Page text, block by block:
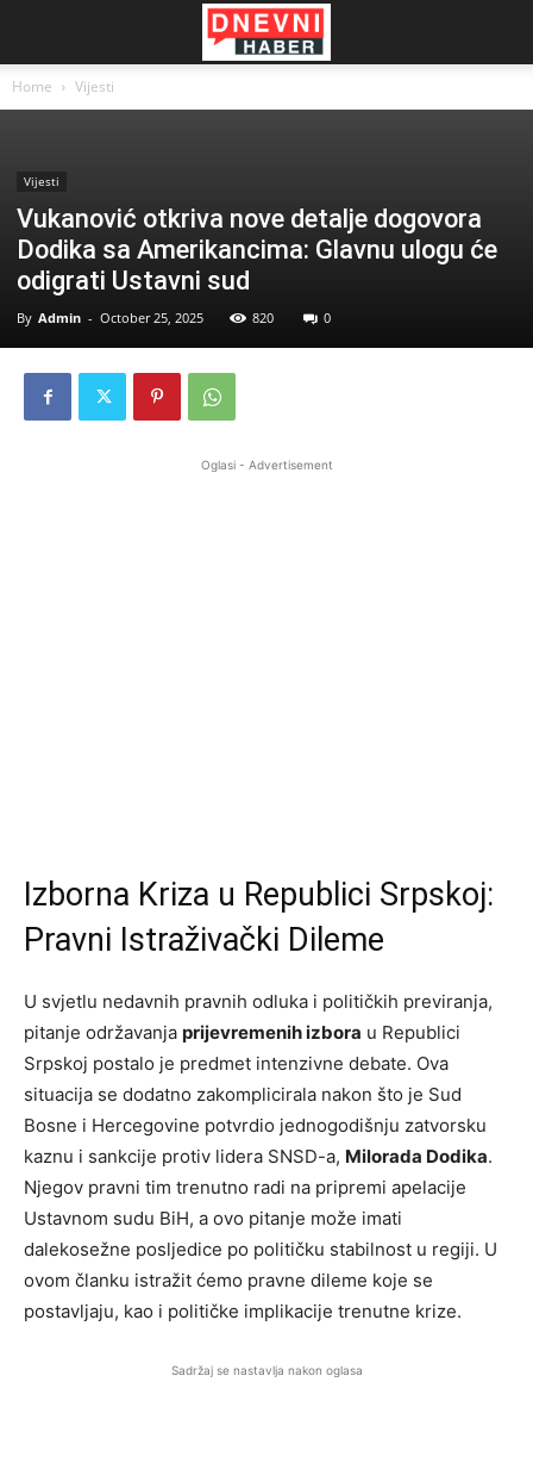
Home Vijesti
Vijesti
Vukanović otkriva nove detalje dogovora
Dodika sa Amerikancima: Glavnu ulogu će
odigrati Ustavni sud
By Admin - October 25, 2025 820 0
Oglasi - Advertisement
Izborna Kriza u Republici Srpskoj:
Pravni Istraživački Dileme
U svjetlu nedavnih pravnih odluka i političkih previranja,
pitanje održavanja prijevremenih izbora u Republici
Srpskoj postalo je predmet intenzivne debate. Ova
situacija se dodatno zakomplicirala nakon što je Sud
Bosne i Hercegovine potvrdio jednogodišnju zatvorsku
kaznu i sankcije protiv lidera SNSD-a, Milorada Dodika.
Njegov pravni tim trenutno radi na pripremi apelacije
Ustavnom sudu BiH, a ovo pitanje može imati
dalekosežne posljedice po političku stabilnost u regiji. U
ovom članku istražit ćemo pravne dileme koje se
postavljaju, kao i političke implikacije trenutne krize.
Sadržaj se nastavlja nakon oglasa